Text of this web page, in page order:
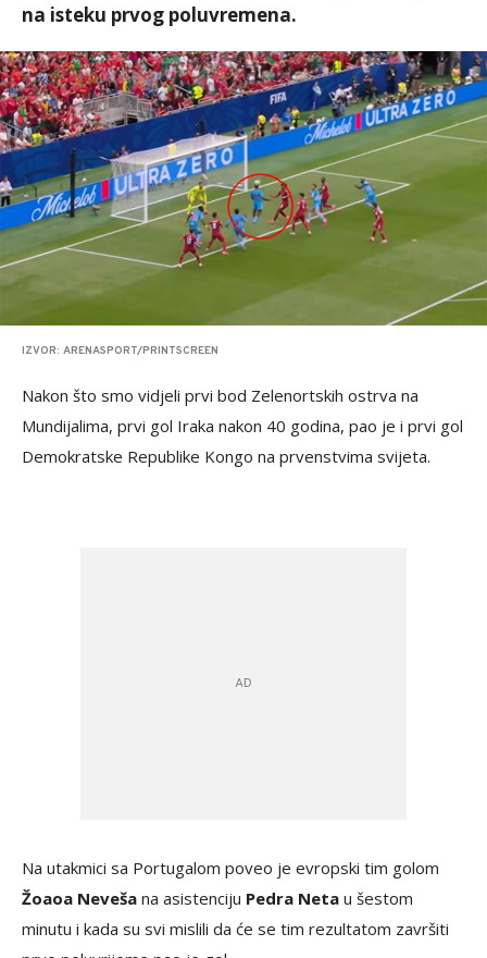
na isteku prvog poluvremena.
IZVOR: ARENASPORT/PRINTSCREEN
Nakon što smo vidjeli prvi bod Zelenortskih ostrva na
Mundijalima, prvi gol Iraka nakon 40 godina, pao je i prvi gol
Demokratske Republike Kongo na prvenstvima svijeta.
Na utakmici sa Portugalom poveo je evropski tim golom
Žoaoa Neveša na asistenciju Pedra Neta u šestom
minutu i kada su svi mislili da će se tim rezultatom završiti